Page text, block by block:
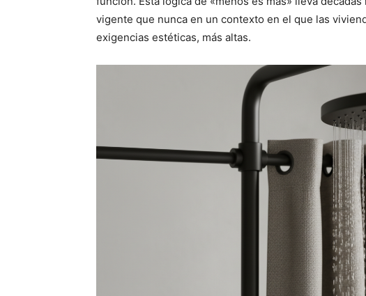
vigente que nunca en un contexto en el que las
exigencias estéticas, más altas.